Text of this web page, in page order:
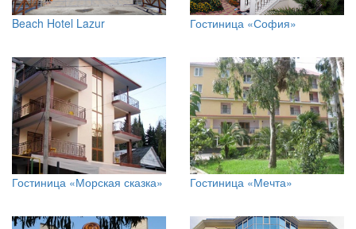
Beach Hotel Lazur Гостиница «София»
Гостиница «Морская сказка» Гостиница «Мечта»